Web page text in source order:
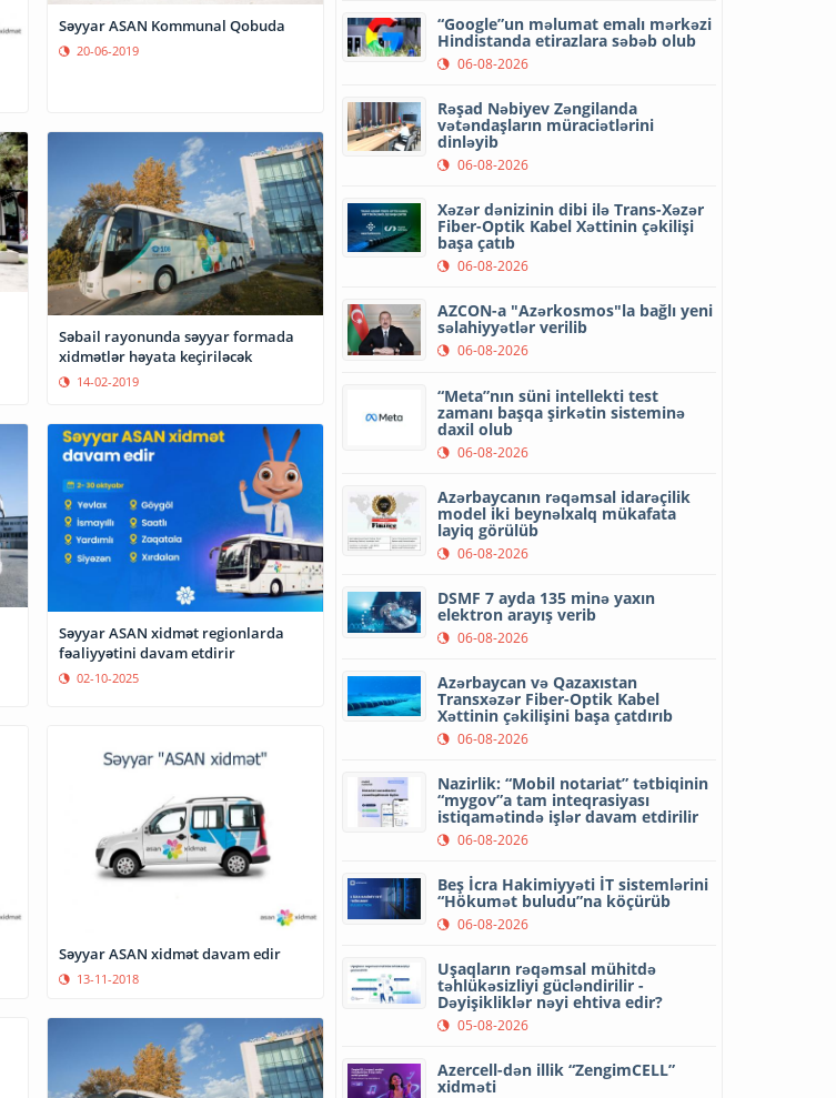
Səyyar ASAN Kommunal Qobuda
20-06-2019
Səbail rayonunda səyyar formada
xidmətlər həyata keçiriləcək
14-02-2019
Səyyar ASAN xidmət regionlarda
fəaliyyətini davam etdirir
02-10-2025
Səyyar ASAN xidmət davam edir
13-11-2018
“Google”un məlumat emalı mərkəzi
Hindistanda etirazlara səbəb olub
06-08-2026
Rəşad Nəbiyev Zəngilanda
vətəndaşların müraciətlərini
dinləyib
06-08-2026
Xəzər dənizinin dibi ilə Trans-Xəzər
Fiber-Optik Kabel Xəttinin çəkilişi
başa çatıb
06-08-2026
AZCON-a "Azərkosmos"la bağlı yeni
səlahiyyətlər verilib
06-08-2026
“Meta”nın süni intellekti test
zamanı başqa şirkətin sisteminə
daxil olub
06-08-2026
Azərbaycanın rəqəmsal idarəçilik
model iki beynəlxalq mükafata
layiq görülüb
06-08-2026
DSMF 7 ayda 135 minə yaxın
elektron arayış verib
06-08-2026
Azərbaycan və Qazaxıstan
Transxəzər Fiber-Optik Kabel
Xəttinin çəkilişini başa çatdırıb
06-08-2026
Nazirlik: “Mobil notariat” tətbiqinin
“mygov”a tam inteqrasiyası
istiqamətində işlər davam etdirilir
06-08-2026
Beş İcra Hakimiyyəti İT sistemlərini
“Hökumət buludu”na köçürüb
06-08-2026
Uşaqların rəqəmsal mühitdə
təhlükəsizliyi gücləndirilir -
Dəyişikliklər nəyi ehtiva edir?
05-08-2026
Azercell-dən illik “ZengimCELL”
xidməti